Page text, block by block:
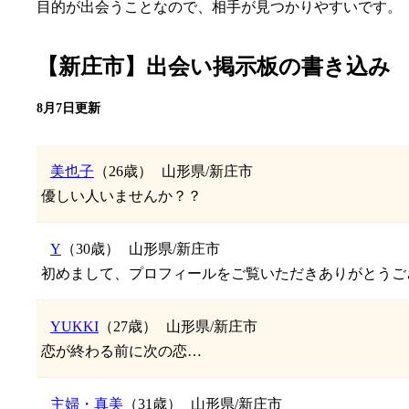
目的が出会うことなので、相手が見つかりやすいです。
【新庄市】出会い掲示板の書き込み
8月7日更新
美也子 （26歳）
山形県/新庄市
優しい人いませんか？？
Y （30歳）
山形県/新庄市
初めまして、プロフィールをご覧いただきありがとうご
YUKKI （27歳）
山形県/新庄市
恋が終わる前に次の恋…
主婦・真美 （31歳） 山形県/新庄市